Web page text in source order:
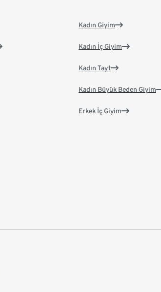
Kadın Giyim
Kadın İç Giyim
Kadın Tayt
Kadın Büyük Beden Giyim
Erkek İç Giyim